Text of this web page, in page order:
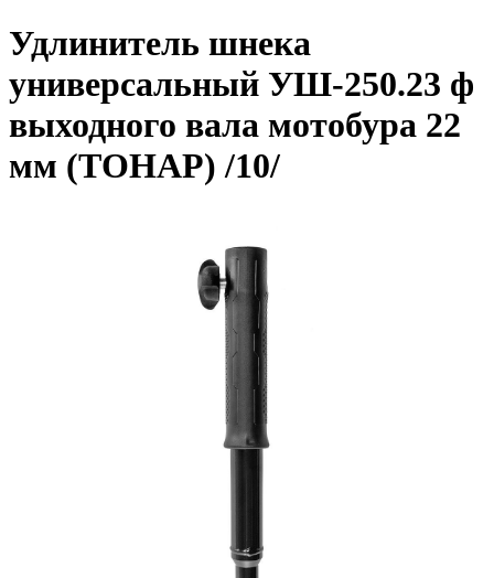
Удлинитель шнека
универсальный УШ-250.23 ф
выходного вала мотобура 22
мм (ТОНАР) /10/